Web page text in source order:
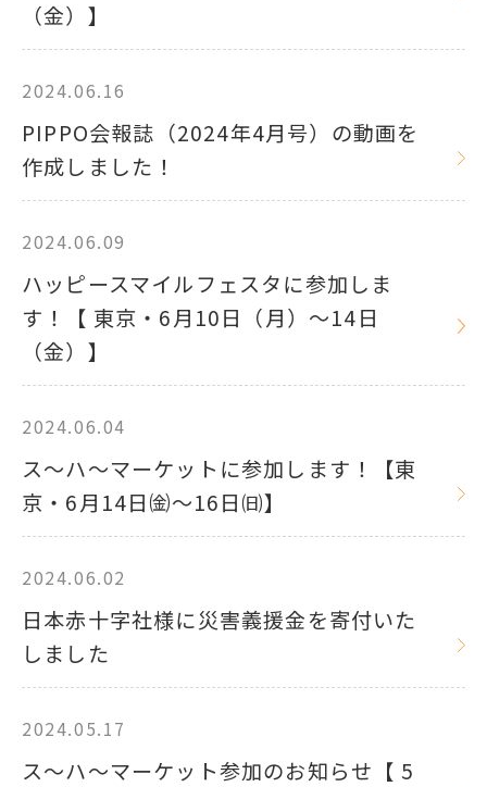
（金）】
2024.06.16
PIPPO会報誌（2024年4月号）の動画を
作成しました！
2024.06.09
ハッピースマイルフェスタに参加しま
す！【 東京・6月10日（月）～14日
（金）】
2024.06.04
ス～ハ～マーケットに参加します！【東
京・6月14日㈮～16日㈰】
2024.06.02
日本赤十字社様に災害義援金を寄付いた
しました
2024.05.17
ス～ハ～マーケット参加のお知らせ【 5